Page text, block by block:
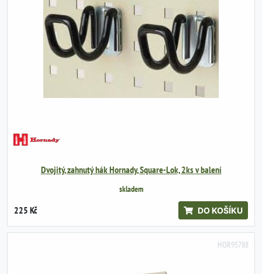
Dvojitý, zahnutý hák Hornady, Square-Lok, 2ks v balení
skladem
225 Kč DO KOŠÍKU
HOR95788